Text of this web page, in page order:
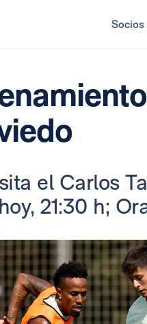
Socios
el Carlos
21:30 h;